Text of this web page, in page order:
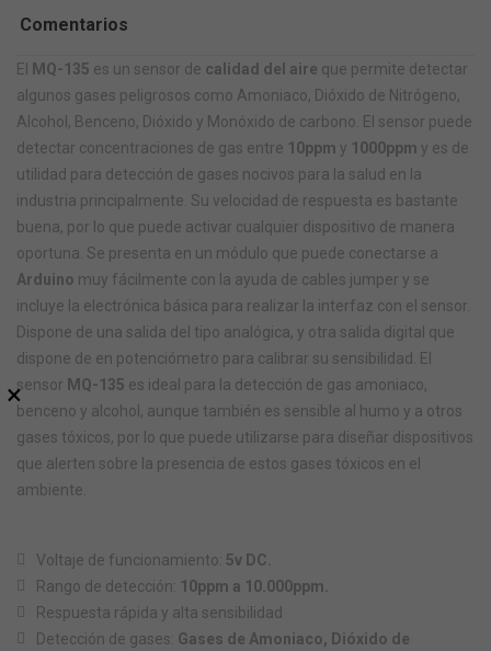
Comentarios
El MQ-135 es un sensor de calidad del aire que permite detectar
algunos gases peligrosos como Amoniaco, Dióxido de Nitrógeno,
Alcohol, Benceno, Dióxido y Monóxido de carbono. El sensor puede
detectar concentraciones de gas entre 10ppm y 1000ppm y es de
utilidad para detección de gases nocivos para la salud en la
industria principalmente. Su velocidad de respuesta es bastante
buena, por lo que puede activar cualquier dispositivo de manera
oportuna. Se presenta en un módulo que puede conectarse a
Arduino muy fácilmente con la ayuda de cables jumper y se
incluye la electrónica básica para realizar la interfaz con el sensor.
Dispone de una salida del tipo analógica, y otra salida digital que
dispone de en potenciómetro para calibrar su sensibilidad. El
sensor MQ-135 es ideal para la detección de gas amoniaco,
benceno y alcohol, aunque también es sensible al humo y a otros
gases tóxicos, por lo que puede utilizarse para diseñar dispositivos
que alerten sobre la presencia de estos gases tóxicos en el
ambiente.
Voltaje de funcionamiento: 5v DC.
Rango de detección: 10ppm a 10.000ppm.
Respuesta rápida y alta sensibilidad
Detección de gases: Gases de Amoniaco, Dióxido de
×